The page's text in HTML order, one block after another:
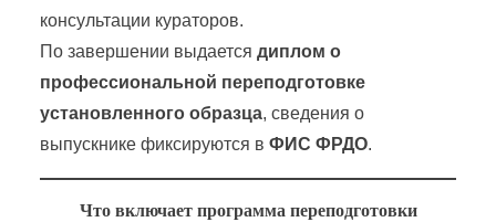
консультации кураторов.
По завершении выдается диплом о
профессиональной переподготовке
установленного образца, сведения о
выпускнике фиксируются в ФИС ФРДО.
Что включает программа переподготовки